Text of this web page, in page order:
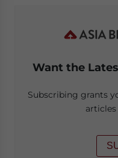
Want the
Subscribing grants
articles